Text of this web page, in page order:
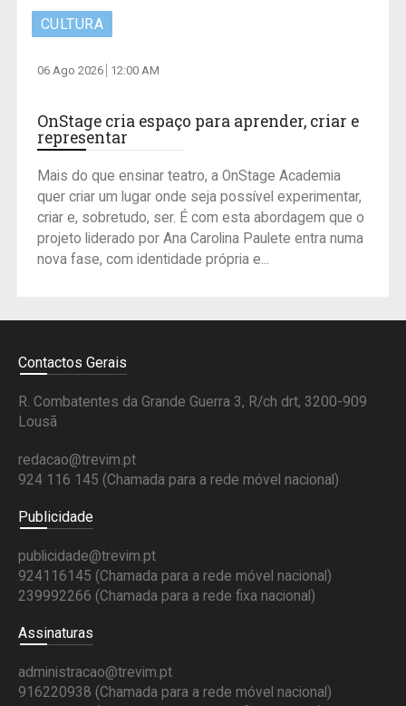
CULTURA
06 Ago 2026 12:00 AM
OnStage cria espaço para aprender, criar e
representar
Mais do que ensinar teatro, a OnStage Academia
quer criar um lugar onde seja possível experimentar,
criar e, sobretudo, ser. É com esta abordagem que o
projeto liderado por Ana Carolina Paulete entra numa
nova fase, com identidade própria e...
Contactos Gerais
R. Combatentes da Grande Guerra 3, R/ch drt, 3200-909
Lousã
redacao@trevim.pt
924 116 145 (Chamada para a rede móvel nacional)
Publicidade
publicidade@trevim.pt
924116145 (Chamada para a rede móvel nacional)
239992266 (Chamada para a rede fixa nacional)
Assinaturas
administracao@trevim.pt
916220938 (Chamada para a rede móvel nacional)